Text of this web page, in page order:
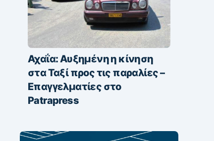
Αχαΐα: Αυξημένη η κίνηση
στα Ταξί προς τις παραλίες –
Επαγγελματίες στο
Patrapress